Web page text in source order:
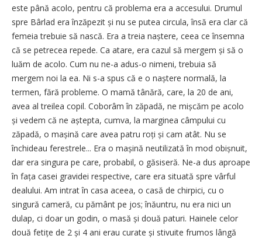
este până acolo, pentru că problema era a accesului. Drumul
spre Bârlad era înzăpezit și nu se putea circula, însă era clar că
femeia trebuie să nască. Era a treia naștere, ceea ce însemna
că se petrecea repede. Ca atare, era cazul să mergem și să o
luăm de acolo. Cum nu ne-a adus-o nimeni, trebuia să
mergem noi la ea. Ni s-a spus că e o naștere normală, la
termen, fără probleme. O mamă tânără, care, la 20 de ani,
avea al treilea copil. Coborâm în zăpadă, ne mișcăm pe acolo
și vedem că ne aștepta, cumva, la marginea câmpului cu
zăpadă, o mașină care avea patru roți și cam atât. Nu se
închideau ferestrele... Era o mașină neutilizată în mod obișnuit,
dar era singura pe care, probabil, o găsiseră. Ne-a dus aproape
în fața casei gravidei respective, care era situată spre vârful
dealului. Am intrat în casa aceea, o casă de chirpici, cu o
singură cameră, cu pământ pe jos; înăuntru, nu era nici un
dulap, ci doar un godin, o masă și două paturi. Hainele celor
două fetițe de 2 și 4 ani erau curate și stivuite frumos lângă